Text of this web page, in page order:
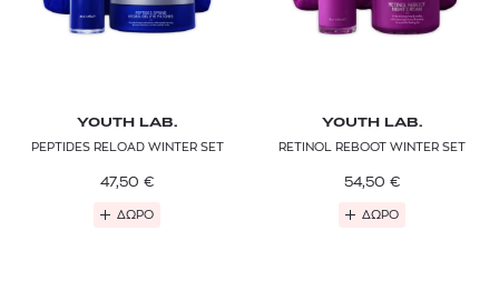
YOUTH LAB.
PEPTIDES RELOAD WINTER SET
47,50 €
ΔΩΡΟ
YOUTH LAB.
RETINOL REBOOT WINTER SET
54,50 €
ΔΩΡΟ